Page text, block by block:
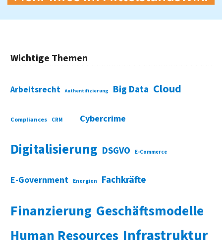
Wichtige Themen
Arbeitsrecht Authentifizierung Big Data Cloud
Compliances CRM Cybercrime
Digitalisierung DSGVO E-Commerce
E-Government Energien Fachkräfte
Finanzierung Geschäftsmodelle
Human Resources Infrastruktur